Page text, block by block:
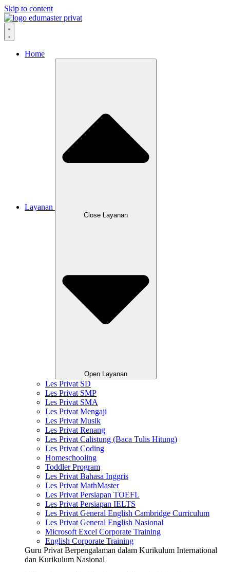
Skip to content
Home
Layanan
Close Layanan
Open Layanan
Les Privat SD
Les Privat SMP
Les Privat SMA
Les Privat Mengaji
Les Privat Musik
Les Privat Renang
Les Privat Calistung (Baca Tulis Hitung)
Les Privat Coding
Homeschooling
Toddler Program
Les Privat Bahasa Inggris
Les Privat MathMaster
Les Privat Persiapan TOEFL
Les Privat Persiapan IELTS
Les Privat General English Cambridge Curriculum
Les Privat General English Nasional
Microsoft Excel Corporate Training
English Corporate Training
Guru Privat Berpengalaman dalam Kurikulum International
dan Kurikulum Nasional